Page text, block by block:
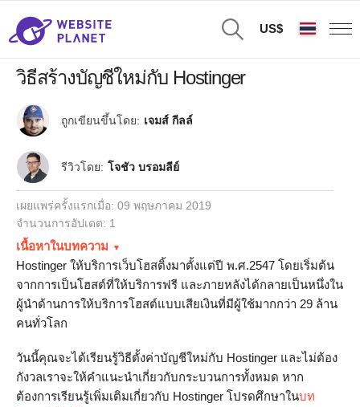
US$
วิธีสร้างบัญชีใหม่กับ Hostinger
ถูกเขียนขึ้นโดย: เจมส์ กีลล์
รีวิวโดย: โจชัว บรอมลีย์
เผยแพร่ครั้งแรกเมื่อ: 09 พฤษภาคม 2019
จำนวนการอัปเดต: 1
เนื้อหาในบทความ
Hostinger ให้บริการเว็บโฮสติ้งมาตั้งแต่ปี พ.ศ.2547 โดยเริ่มต้น
จากการเป็นโฮสต์ที่ให้บริการฟรี และภายหลังได้กลายเป็นหนึ่งใน
ผู้นำด้านการให้บริการโฮสต์แบบเสียเงินที่มีผู้ใช้มากกว่า 29 ล้าน
คนทั่วโลก
วันนี้คุณจะได้เรียนรู้วิธีตั้งค่าบัญชีใหม่กับ Hostinger และไม่ต้อง
กังวลเราจะให้คำแนะนำเกี่ยวกับกระบวนการทั้งหมด หาก
ต้องการเรียนรู้เพิ่มเติมเกี่ยวกับ Hostinger โปรดศึกษาในบท